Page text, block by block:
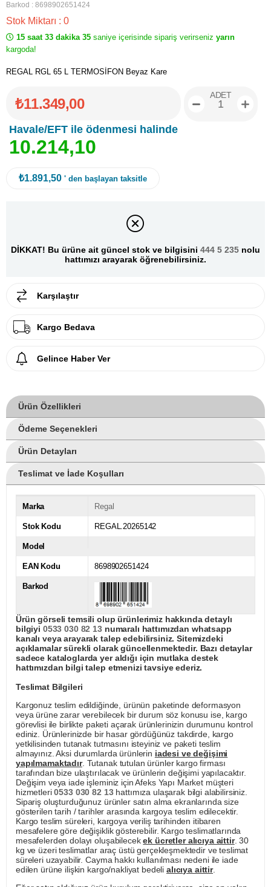
Barkod : 8698902651424
Stok Miktarı : 0
15 saat 33 dakika 35 saniye içerisinde sipariş verirseniz yarın
kargoda!
REGAL RGL 65 L TERMOSİFON Beyaz Kare
₺11.349,00
Havale/EFT ile ödenmesi halinde
10.214,10
ADET
₺1.891,50 ' den başlayan taksitle
DİKKAT! Bu ürüne ait güncel stok ve bilgisini 444 5 235 nolu
hattımızı arayarak öğrenebilirsiniz.
Karşılaştır
Kargo Bedava
Gelince Haber Ver
Ürün Özellikleri
Ödeme Seçenekleri
Ürün Detayları
Teslimat ve İade Koşulları
Marka Regal
Stok Kodu REGAL.20265142
Model
EAN Kodu 8698902651424
Barkod
Ürün görseli temsili olup ürünlerimiz hakkında detaylı
bilgiyi 0533 030 82 13numaralı hattımızdan whatsapp
kanalı veya arayarak talep edebilirsiniz. Sitemizdeki
açıklamalar sürekli olarak güncellenmektedir. Bazı detaylar
sadece kataloglarda yer aldığı için mutlaka destek
hattımızdan bilgi talep etmenizi tavsiye ederiz.
Teslimat Bilgileri
Kargonuz teslim edildiğinde, ürünün paketinde deformasyon
veya ürüne zarar verebilecek bir durum söz konusu ise, kargo
görevlisi ile birlikte paketi açarak ürünlerinizin durumunu kontrol
ediniz. Ürünlerinizde bir hasar gördüğünüz takdirde, kargo
yetkilisinden tutanak tutmasını isteyiniz ve paketi teslim
almayınız. Aksi durumlarda ürünlerin iadesi ve değişimi
yapılmamaktadır. Tutanak tutulan ürünler kargo firması
tarafından bize ulaştırılacak ve ürünlerin değişimi yapılacaktır.
Değişim veya iade işleminiz için Afeks Yapı Market müşteri
hizmetleri0533 030 82 13hattımıza ulaşarak bilgi alabilirsiniz.
Sipariş oluşturduğunuz ürünler satın alma ekranlarında size
gösterilen tarih / tarihler arasında kargoya teslim edilecektir.
Kargo teslim süreleri, kargoya veriliş tarihinden itibaren
mesafelere göre değişiklik gösterebilir. Kargo teslimatlarında
mesafelerden dolayı oluşabilecekek ücretler alıcıya aittir. 30
kg ve üzeri teslimatlar araç üstü gerçekleşmektedir ve teslimat
süreleri uzayabilir. Cayma hakkı kullanılması nedeni ile iade
edilen ürüne ilişkin kargo/nakliyat bedeli alıcıya aittir.